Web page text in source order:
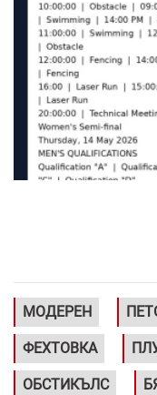
МОДЕРЕН
ФЕХТОВКА
ОБСТИКЪЛС